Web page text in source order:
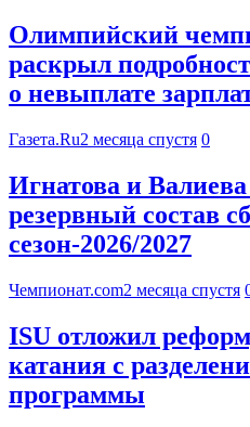
Олимпийский
раскрыл
о невыплате
Газета.Ru2 месяца спустя 0
Игнатова и
резервный состав
сезон-2026/2027
Чемпионат.com2 месяца спустя
ISU отложил
катания с
программы